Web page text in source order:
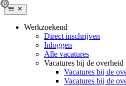
Werkzoekend
Direct inschrijven
Inloggen
Alle vacatures
Vacatures bij de overheid
Vacatures bij de
Vacatures bij de